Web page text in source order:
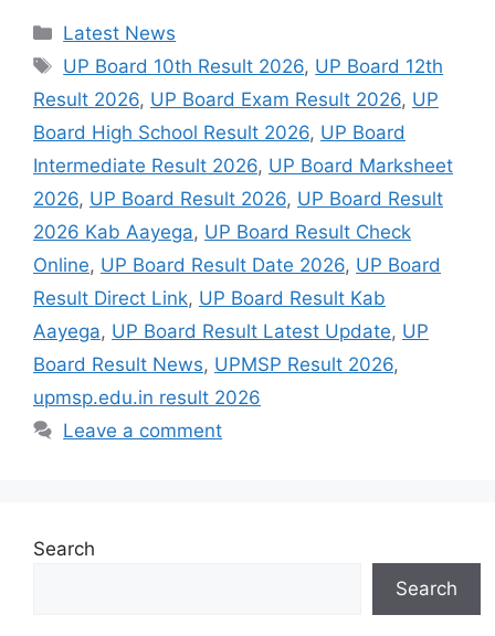
Categories
Latest News
Tags
UP Board 10th Result 2026, UP Board 12th
Result 2026, UP Board Exam Result 2026, UP
Board High School Result 2026, UP Board
Intermediate Result 2026, UP Board Marksheet
2026, UP Board Result 2026, UP Board Result
2026 Kab Aayega, UP Board Result Check
Online, UP Board Result Date 2026, UP Board
Result Direct Link, UP Board Result Kab
Aayega, UP Board Result Latest Update, UP
Board Result News, UPMSP Result 2026,
upmsp.edu.in result 2026
Leave a comment
Search
Search